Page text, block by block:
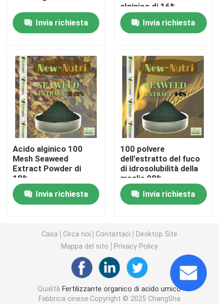
Fertilizzante organico di acido umico
Fertilizzante organico dell'azoto
Fertilizzante dell'umato del potassio
Fertilizzante della polvere dell'estratto dell'alga
Polvere acida fulvica
Acido umico del sodio
Polvere composta dell'aminoacido
Fertilizzante di acido umico
Acido fulvico del potassio
Invia richiesta
alginico di 16%
Invia richiesta
Acido alginico 100
Mesh Seaweed
Extract Powder di
18%
Invia richiesta
100 polvere
dell'estratto del fuco
di idrosolubilità della
maglia 98%
Invia richiesta
Casa Circa noi Contattaci
Desktop Site
Mappa del sito
Privacy Policy
Qualità Fertilizzante organico di acido umico
Fabbrica cinese.Copyright © 2025 ChangSha